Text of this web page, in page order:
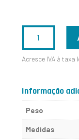
DE
Acresce IVA à taxa
Informação
Peso
Medidas